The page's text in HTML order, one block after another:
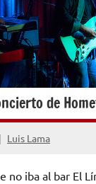
de
Luis Lama
no iba al bar El